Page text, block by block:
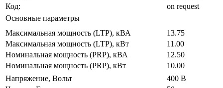
Код:
on request
Основные параметры
Максимальная мощность (LTP), кВА
13.75
Максимальная мощность (LTP), кВт
11.00
Номинальная мощность (PRP), кВА
12.50
Номинальная мощность (PRP), кВт
10.00
Напряжение, Вольт
400 В